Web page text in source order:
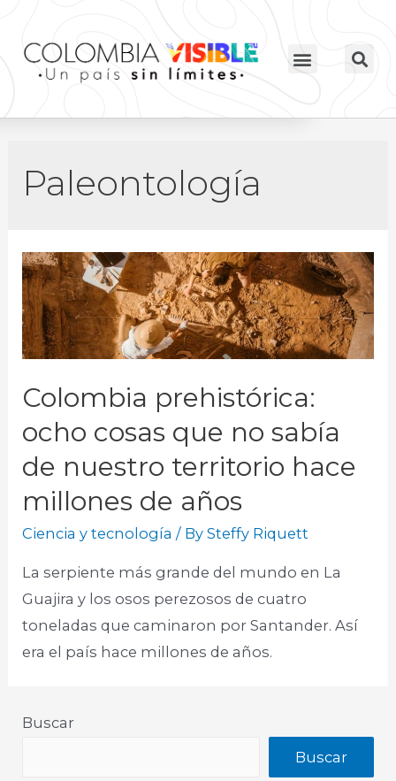
Paleontología
Colombia prehistórica:
ocho cosas que no sabía
de nuestro territorio hace
millones de años
Ciencia y tecnología / BySteffy Riquett
La serpiente más grande del mundo en La
Guajira y los osos perezosos de cuatro
toneladas que caminaron por Santander. Así
era el país hace millones de años.
Buscar
Buscar